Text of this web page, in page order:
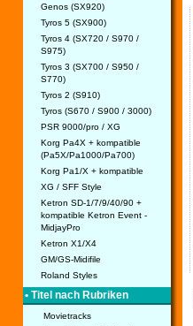
Genos (SX920)
Tyros 5 (SX900)
Tyros 4 (SX720 / S970 /
S975)
Tyros 3 (SX700 / S950 /
S770)
Tyros 2 (S910)
Tyros (S670 / S900 / 3000)
PSR 9000/pro / XG
Korg Pa4X + kompatible
(Pa5X/Pa1000/Pa700)
Korg Pa1/X + kompatible
XG / SFF Style
Ketron SD-1/7/9/40/90 +
kompatible Ketron Event -
MidjayPro
Ketron X1/X4
GM/GS-Midifile
Roland Styles
• Titel nach Rubriken
Movietracks